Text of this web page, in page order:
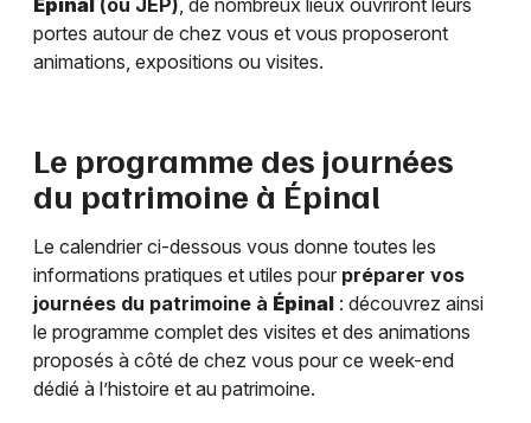
Épinal (ou JEP), de nombreux lieux ouvriront leurs
portes autour de chez vous et vous proposeront
animations, expositions ou visites.
Le programme des journées
du patrimoine à Épinal
Le calendrier ci-dessous vous donne toutes les
informations pratiques et utiles pour préparer vos
journées du patrimoine à Épinal : découvrez ainsi
le programme complet des visites et des animations
proposés à côté de chez vous pour ce week-end
dédié à l’histoire et au patrimoine.